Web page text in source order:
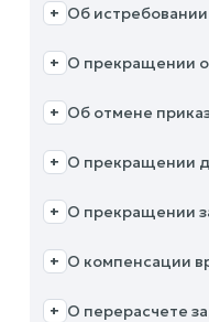
+ Об
+ О прекращении
+ Об отмене
+ О прекращении
+ О прекращении
+ О компенсации
+ О перерасчете